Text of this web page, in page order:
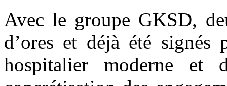
Avec le groupe GKSD,
d’ores et déjà été signés
hospitalier moderne et